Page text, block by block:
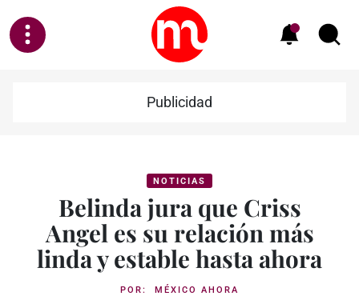
Publicidad
NOTICIAS
Belinda jura que Criss
Angel es su relación más
linda y estable hasta ahora
POR: MÉXICO AHORA